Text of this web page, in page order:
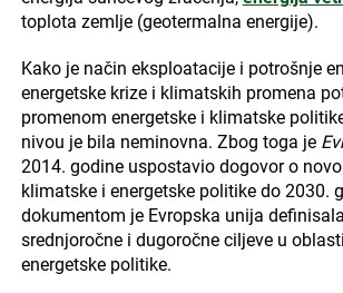
toplota zemlje (geotermalna energije).
Kako je način eksploatacije i potrošnje
energetske krize i klimatskih promena
promenom energetske i klimatske
nivou je bila neminovna. Zbog toga je
2014. godine uspostavio dogovor o
klimatske i energetske politike do 2030.
dokumentom je Evropska unija
srednjoročne i dugoročne ciljeve u
energetske politike.